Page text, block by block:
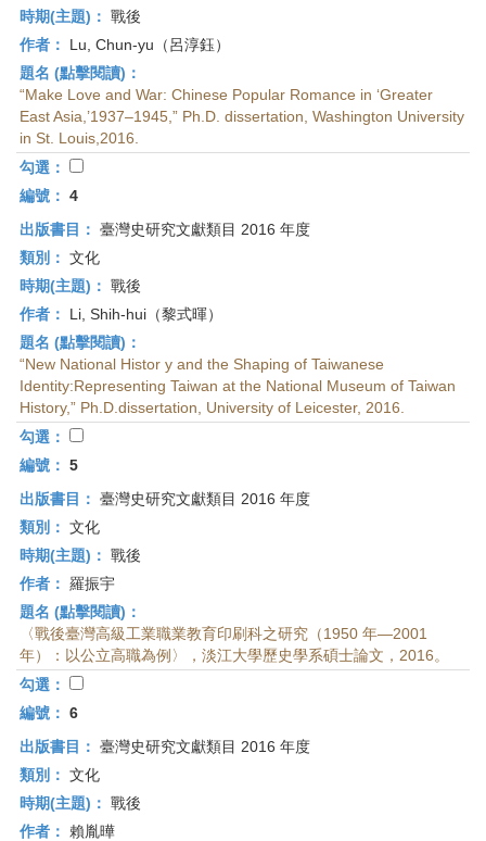
時期(主題)： 戰後
作者：
Lu, Chun-yu（呂淳鈺）
題名 (點擊閱讀)：
“Make Love and War: Chinese Popular Romance in ‘Greater
East Asia,’1937–1945,” Ph.D. dissertation, Washington University
in St. Louis,2016.
勾選：
編號： 4
出版書目： 臺灣史研究文獻類目 2016 年度
類別： 文化
時期(主題)： 戰後
作者：
Li, Shih-hui（黎式暉）
題名 (點擊閱讀)：
“New National Histor y and the Shaping of Taiwanese
Identity:Representing Taiwan at the National Museum of Taiwan
History,” Ph.D.dissertation, University of Leicester, 2016.
勾選：
編號： 5
出版書目： 臺灣史研究文獻類目 2016 年度
類別： 文化
時期(主題)： 戰後
作者： 羅振宇
題名 (點擊閱讀)：
〈戰後臺灣高級工業職業教育印刷科之研究（1950 年—2001
年）：以公立高職為例〉，淡江大學歷史學系碩士論文，2016。
勾選：
編號： 6
出版書目： 臺灣史研究文獻類目 2016 年度
類別： 文化
時期(主題)： 戰後
作者：
賴胤曄